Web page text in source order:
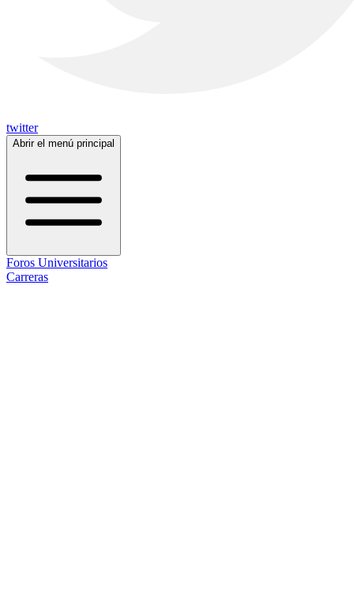
twitter
Abrir el menú principal
Foros Universitarios
Carreras